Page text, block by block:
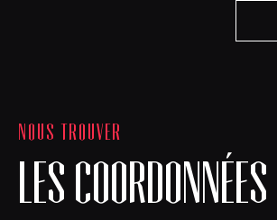
NOUS TROUVER
LES COORDONNÉES